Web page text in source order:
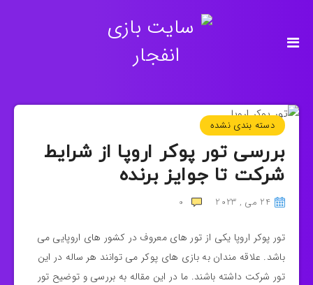
دسته بندی نشده
بررسی تور پوکر اروپا از شرایط
شرکت تا جوایز برنده
24 می , 2023 0
تور پوکر اروپا یکی از تور های معروف در کشور های اروپایی می
باشد. علاقه مندان به بازی های پوکر می توانند هر ساله در این
تور شرکت داشته باشند. ما در این مقاله به بررسی و توضیح تور